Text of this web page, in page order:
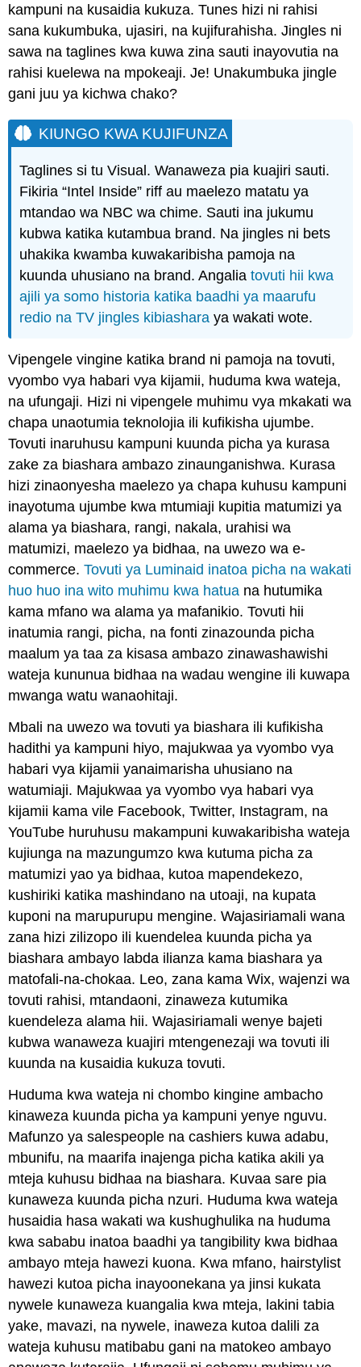
kampuni na kusaidia kukuza. Tunes hizi ni rahisi
sana kukumbuka, ujasiri, na kujifurahisha. Jingles ni
sawa na taglines kwa kuwa zina sauti inayovutia na
rahisi kuelewa na mpokeaji. Je! Unakumbuka jingle
gani juu ya kichwa chako?
KIUNGO KWA KUJIFUNZA
Taglines si tu Visual. Wanaweza pia kuajiri sauti.
Fikiria “Intel Inside” riff au maelezo matatu ya
mtandao wa NBC wa chime. Sauti ina jukumu
kubwa katika kutambua brand. Na jingles ni bets
uhakika kwamba kuwakaribisha pamoja na
kuunda uhusiano na brand. Angaliatovuti hii kwa
ajili ya somo historia katika baadhi ya maarufu
redio na TV jingles kibiashara ya wakati wote.
Vipengele vingine katika brand ni pamoja na tovuti,
vyombo vya habari vya kijamii, huduma kwa wateja,
na ufungaji. Hizi ni vipengele muhimu vya mkakati wa
chapa unaotumia teknolojia ili kufikisha ujumbe.
Tovuti inaruhusu kampuni kuunda picha ya kurasa
zake za biashara ambazo zinaunganishwa. Kurasa
hizi zinaonyesha maelezo ya chapa kuhusu kampuni
inayotuma ujumbe kwa mtumiaji kupitia matumizi ya
alama ya biashara, rangi, nakala, urahisi wa
matumizi, maelezo ya bidhaa, na uwezo wa e-
commerce.Tovuti ya Luminaid inatoa picha na wakati
huo huo ina wito muhimu kwa hatua na hutumika
kama mfano wa alama ya mafanikio. Tovuti hii
inatumia rangi, picha, na fonti zinazounda picha
maalum ya taa za kisasa ambazo zinawashawishi
wateja kununua bidhaa na wadau wengine ili kuwapa
mwanga watu wanaohitaji.
Mbali na uwezo wa tovuti ya biashara ili kufikisha
hadithi ya kampuni hiyo, majukwaa ya vyombo vya
habari vya kijamii yanaimarisha uhusiano na
watumiaji. Majukwaa ya vyombo vya habari vya
kijamii kama vile Facebook, Twitter, Instagram, na
YouTube huruhusu makampuni kuwakaribisha wateja
kujiunga na mazungumzo kwa kutuma picha za
matumizi yao ya bidhaa, kutoa mapendekezo,
kushiriki katika mashindano na utoaji, na kupata
kuponi na marupurupu mengine. Wajasiriamali wana
zana hizi zilizopo ili kuendelea kuunda picha ya
biashara ambayo labda ilianza kama biashara ya
matofali-na-chokaa. Leo, zana kama Wix, wajenzi wa
tovuti rahisi, mtandaoni, zinaweza kutumika
kuendeleza alama hii. Wajasiriamali wenye bajeti
kubwa wanaweza kuajiri mtengenezaji wa tovuti ili
kuunda na kusaidia kukuza tovuti.
Huduma kwa wateja ni chombo kingine ambacho
kinaweza kuunda picha ya kampuni yenye nguvu.
Mafunzo ya salespeople na cashiers kuwa adabu,
mbunifu, na maarifa inajenga picha katika akili ya
mteja kuhusu bidhaa na biashara. Kuvaa sare pia
kunaweza kuunda picha nzuri. Huduma kwa wateja
husaidia hasa wakati wa kushughulika na huduma
kwa sababu inatoa baadhi ya tangibility kwa bidhaa
ambayo mteja hawezi kuona. Kwa mfano, hairstylist
hawezi kutoa picha inayoonekana ya jinsi kukata
nywele kunaweza kuangalia kwa mteja, lakini tabia
yake, mavazi, na nywele, inaweza kutoa dalili za
wateja kuhusu matibabu gani na matokeo ambayo